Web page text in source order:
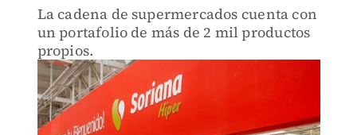
La cadena de supermercados cuenta con
un portafolio de más de 2 mil productos
propios.